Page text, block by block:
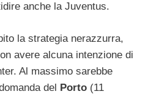
anche la Juventus.
la strategia nerazzurra,
avere alcuna intenzione di
Al massimo sarebbe
del Porto (11